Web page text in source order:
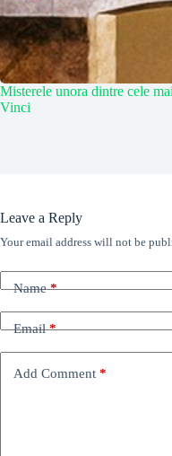
Misterele unora dintre cele
Vinci
Leave a Reply
Your email address will not be
Name*
Email*
Add Comment *